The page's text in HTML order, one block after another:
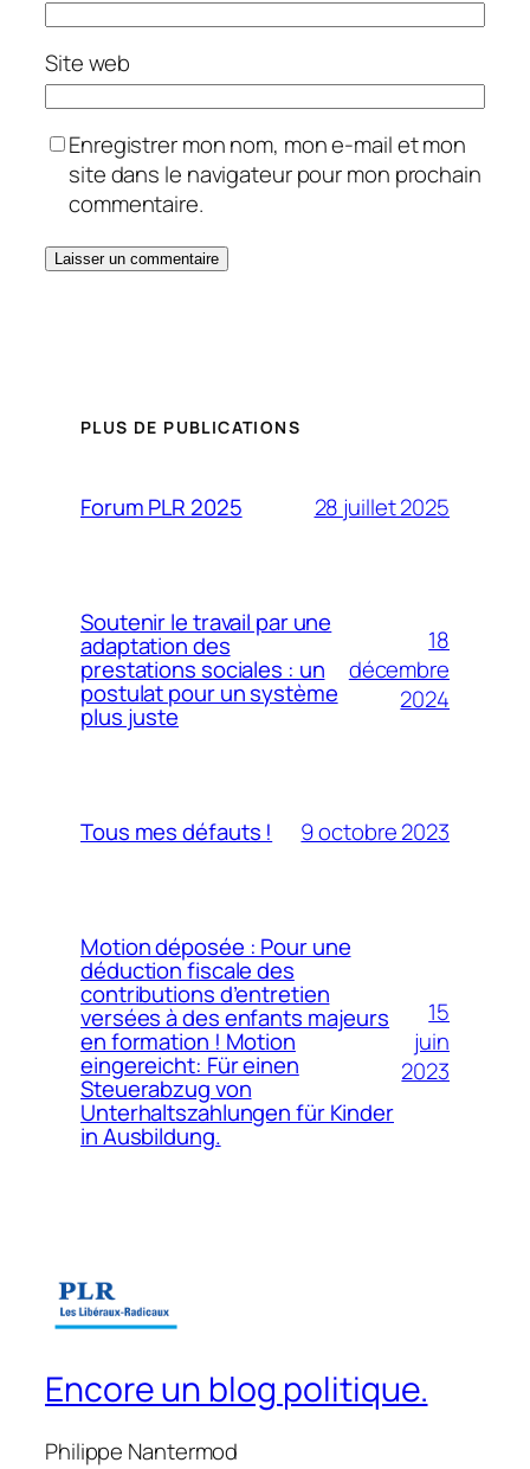
Site web
Enregistrer mon nom, mon e-mail et mon
site dans le navigateur pour mon prochain
commentaire.
PLUS DE PUBLICATIONS
Forum PLR 2025 28 juillet 2025
Soutenir le travail par une
adaptation des
prestations sociales : un
postulat pour un système
plus juste
18
décembre
2024
Tous mes défauts ! 9 octobre 2023
Motion déposée : Pour une
déduction fiscale des
contributions d’entretien
versées à des enfants majeurs
en formation ! Motion
eingereicht: Für einen
Steuerabzug von
Unterhaltszahlungen für Kinder
in Ausbildung.
15
juin
2023
Encore un blog politique.
Philippe Nantermod